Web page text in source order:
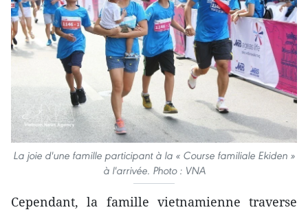
La joie d'une famille participant à la « Course familiale Ekiden »
à l'arrivée. Photo : VNA
Cependant, la famille vietnamienne traverse